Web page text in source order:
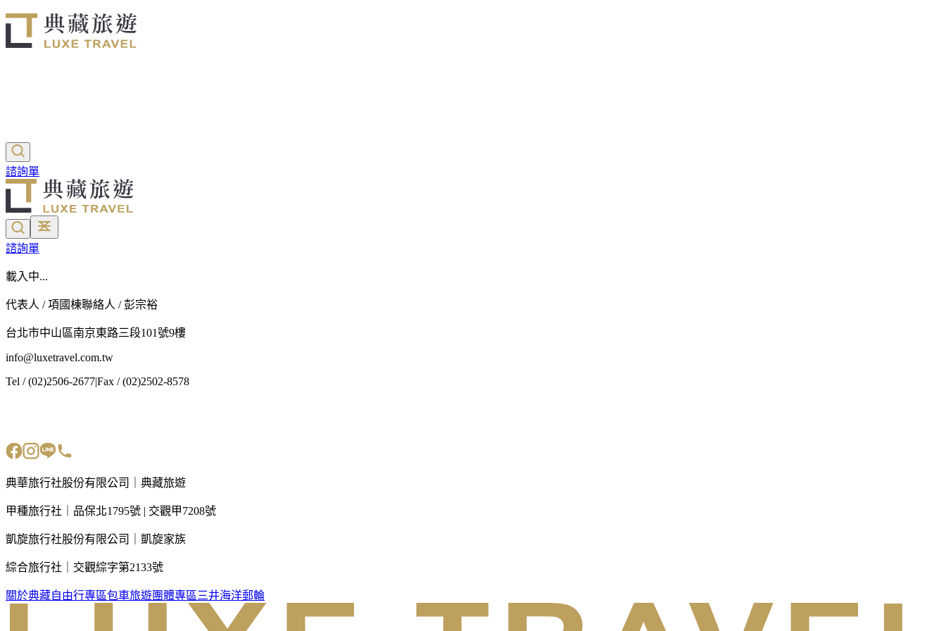
諮詢單
諮詢單
載入中...
代表人 / 項國棟聯絡人 / 彭宗裕
台北市中山區南京東路三段101號9樓
info@luxetravel.com.tw
Tel / (02)2506-2677|Fax / (02)2502-8578
典華旅行社股份有限公司｜典藏旅遊
甲種旅行社｜品保北1795號 | 交觀甲7208號
凱旋旅行社股份有限公司｜凱旋家族
綜合旅行社｜交觀綜字第2133號
關於典藏自由行專區包車旅遊團體專區 三井海洋郵輪